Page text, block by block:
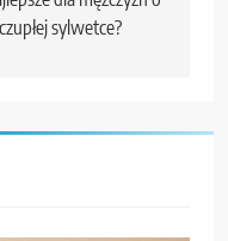
sylwetce?